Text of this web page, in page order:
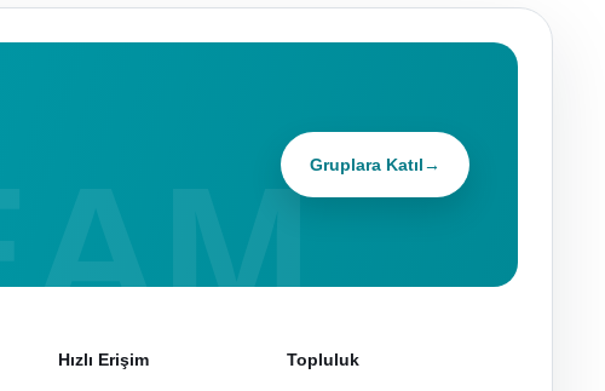
Gruplara Katıl→
Hızlı Erişim Topluluk